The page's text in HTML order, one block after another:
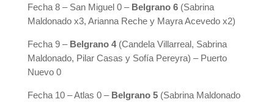
Fecha 8 – San Miguel 0 – Belgrano 6 (Sabrina
Maldonado x3, Arianna Reche y Mayra Acevedo x2)
Fecha 9 – Belgrano 4 (Candela Villarreal, Sabrina
Maldonado, Pilar Casas y Sofía Pereyra) – Puerto
Nuevo 0
Fecha 10 – Atlas 0 – Belgrano 5 (Sabrina Maldonado